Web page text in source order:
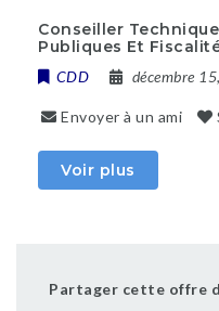
Conseiller
Publiques Et
CDD décembre
Envoyer à un ami
Voir plus
Partager cette offre